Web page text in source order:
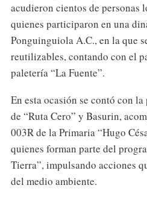
acudieron cientos de personas
quienes participaron en una
Ponguinguiola A.C., en la que
reutilizables, contando con el
paletería “La Fuente”.
En esta ocasión se contó con
de “Ruta Cero” y Basurin,
003R de la Primaria “Hugo
quienes forman parte del
Tierra”, impulsando acciones
del medio ambiente.